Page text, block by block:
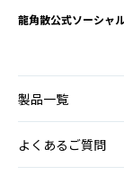
龍角散公式ソーシャ
製品一覧
よくあるご質問